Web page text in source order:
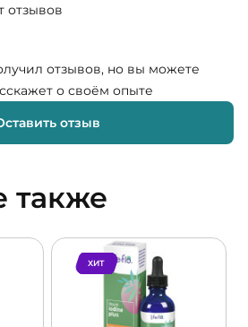
отзывов
отзывов, но вы можете
о своём опыте
отзыв
также
ХИТ